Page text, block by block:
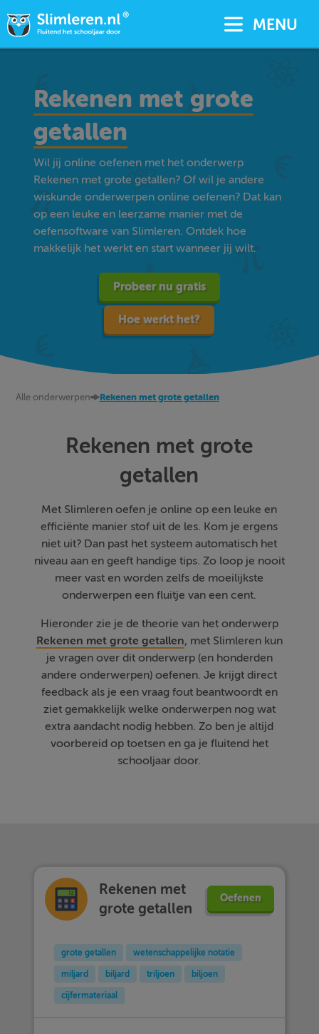
MENU
Rekenen met grote
getallen
Wil jij online oefenen met het onderwerp
Rekenen met grote getallen? Of wil je andere
wiskunde onderwerpen online oefenen? Dat kan
op een leuke en leerzame manier met de
oefensoftware van Slimleren. Ontdek hoe
makkelijk het werkt en start wanneer jij wilt.
Probeer nu gratis
Hoe werkt het?
Alle onderwerpen Rekenen met grote getallen
Rekenen met grote
getallen
Met Slimleren oefen je online op een leuke en
efficiënte manier stof uit de les. Kom je ergens
niet uit? Dan past het systeem automatisch het
niveau aan en geeft handige tips. Zo loop je nooit
meer vast en worden zelfs de moeilijkste
onderwerpen een fluitje van een cent.
Hieronder zie je de theorie van het onderwerp
Rekenen met grote getallen, met Slimleren kun
je vragen over dit onderwerp (en honderden
andere onderwerpen) oefenen. Je krijgt direct
feedback als je een vraag fout beantwoordt en
ziet gemakkelijk welke onderwerpen nog wat
extra aandacht nodig hebben. Zo ben je altijd
voorbereid op toetsen en ga je fluitend het
schooljaar door.
Rekenen met
grote getallen
Oefenen
grote getallen wetenschappelijke notatie
miljard biljard triljoen biljoen
cijfermateriaal